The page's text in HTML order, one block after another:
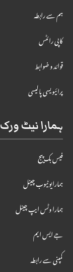
ہم سے رابطہ
کاپی رائٹس
قوائد و ضوابط
پرائیویسی پالیسی
ہمارا نیٹ ورک
فیس بک پیج
ہمارایوٹیوب چینل
ہمارا وٹس ایپ چینل
جے ایس ایم
کمپنی سے رابطہ